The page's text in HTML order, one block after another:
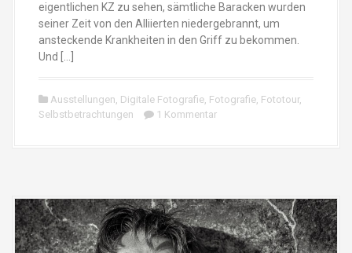
eigentlichen KZ zu sehen, sämtliche Baracken wurden
seiner Zeit von den Alliierten niedergebrannt, um
ansteckende Krankheiten in den Griff zu bekommen.
Und […]
Ausstellungen, Digitale Fotografie, Fotografie, Fototour,
Selbstbetrachtungen
1 Kommentar